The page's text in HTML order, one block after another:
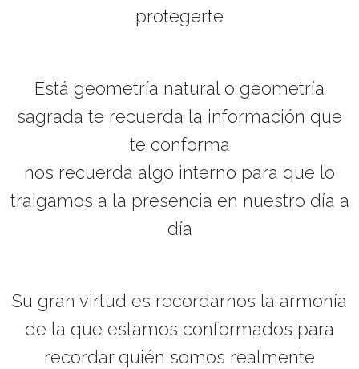
protegerte
Está geometría natural o geometría
sagrada te recuerda la información que
te conforma
nos recuerda algo interno para que lo
traigamos a la presencia en nuestro día a
día
Su gran virtud es recordarnos la armonía
de la que estamos conformados para
recordar quién somos realmente